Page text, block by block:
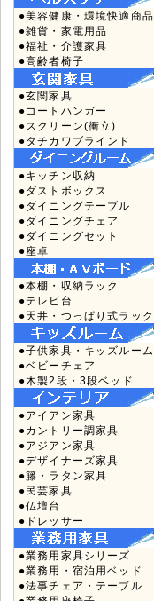
●美容健康・環境快適商品
●雑貨・家電用品
●福祉・介護家具
●高齢者椅子
●玄関家具
●コートハンガー
●スクリーン(衝立)
●タチカワブラインド
●キッチン収納
●ダストボックス
●ダイニングテーブル
●ダイニングチェア
●ダイニングセット
●座卓
●本棚・収納ラック
●テレビ台
●天井・つっぱり式ラック
●子供家具・キッズルーム
●ベビーチェア
●木製2段・3段ベッド
●アイアン家具
●カントリー調家具
●アジアン家具
●デザイナーズ家具
●籐・ラタン家具
●民芸家具
●仏壇台
●ドレッサー
●業務用家具シリーズ
●業務用・宿泊用ベッド
●法事チェア・テーブル